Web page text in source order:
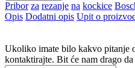
Pribor za rezanje na kockice
Opis Dodatni opis Upit o
Ukoliko imate bilo kakvo pitanje
kontaktirajte. Bit će nam drago